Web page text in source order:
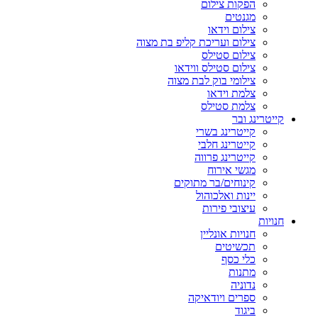
הפקות צילום
מגנטים
צילום וידאו
צילום ועריכת קליפ בת מצוה
צילום סטילס
צילום סטילס ווידאו
צילומי בוק לבת מצוה
צלמת וידאו
צלמת סטילס
קייטרינג ובר
קייטרינג בשרי
קייטרינג חלבי
קייטרינג פרווה
מגשי אירוח
קינוחים/בר מתוקים
יינות ואלכוהול
עיצובי פירות
חנויות
חנויות אונליין
תכשיטים
כלי כסף
מתנות
נדוניה
ספרים ויודאיקה
ביגוד